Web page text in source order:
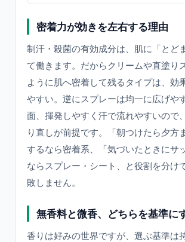
密着力が効きを左右する理由
制汗・殺菌の有効成分は、肌に「とど
て働きます。だからクリームや直塗り
ように肌へ密着して残るタイプは、効
やすい。逆にスプレーは均一に広げや
面、揮発しやすく汗で流れやすいので
り直しが前提です。「朝つけたら夕方
するなら密着系、「気づいたときにサ
ならスプレー・シート、と役割を分け
敗しません。
無香料と微香、どちらを基準に
香りは好みの世界ですが、選ぶ基準は